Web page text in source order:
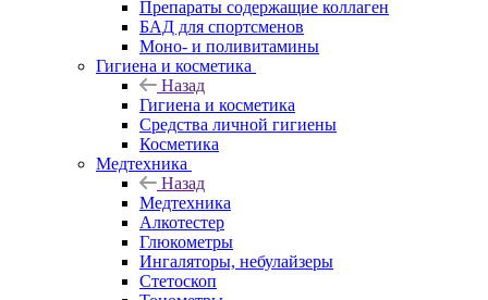
Препараты содержащие коллаген
БАД для спортсменов
Моно- и поливитамины
Гигиена и косметика
Назад
Гигиена и косметика
Средства личной гигиены
Косметика
Медтехника
Назад
Медтехника
Алкотестер
Глюкометры
Ингаляторы, небулайзеры
Стетоскоп